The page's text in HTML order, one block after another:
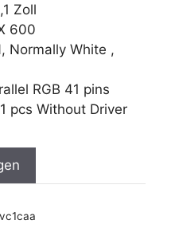
Zoll
600
Normally White ,
RGB 41 pins
pcs Without Driver